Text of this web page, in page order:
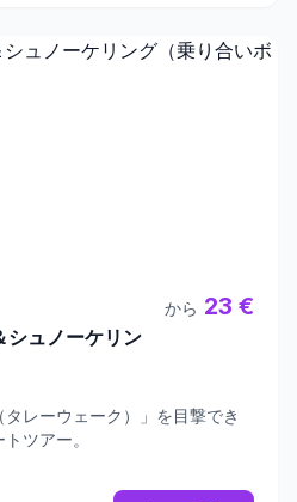
シュノーケリン
から 23 €
レーウェーク）」を目撃でき
ツアー。